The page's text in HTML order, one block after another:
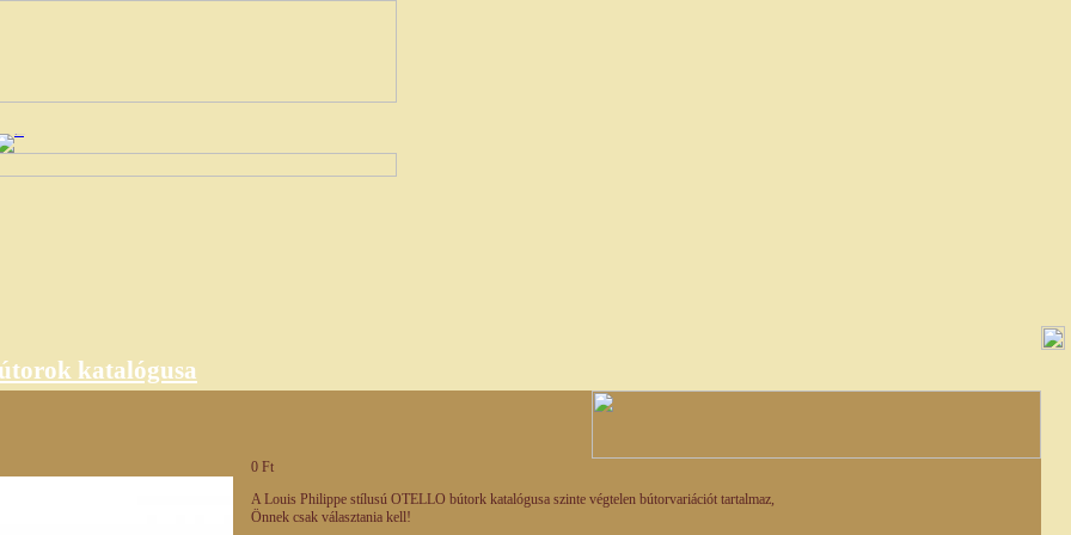
katalógusa
0 Ft
A Louis Philippe stílusú OTELLO bútork katalógusa szinte végtelen bútorvariációt tartalmaz,
Önnek csak választania kell!